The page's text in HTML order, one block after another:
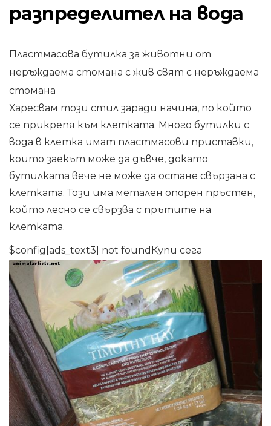
разпределител на вода
Пластмасова бутилка за животни от
неръждаема стомана с жив свят с неръждаема
стомана
Харесвам този стил заради начина, по който
се прикрепя към клетката. Много бутилки с
вода в клетка имат пластмасови приставки,
които заекът може да дъвче, докато
бутилката вече не може да остане свързана с
клетката. Този има метален опорен пръстен,
който лесно се свързва с прътите на
клетката.
$config[ads_text3] not foundКупи сега